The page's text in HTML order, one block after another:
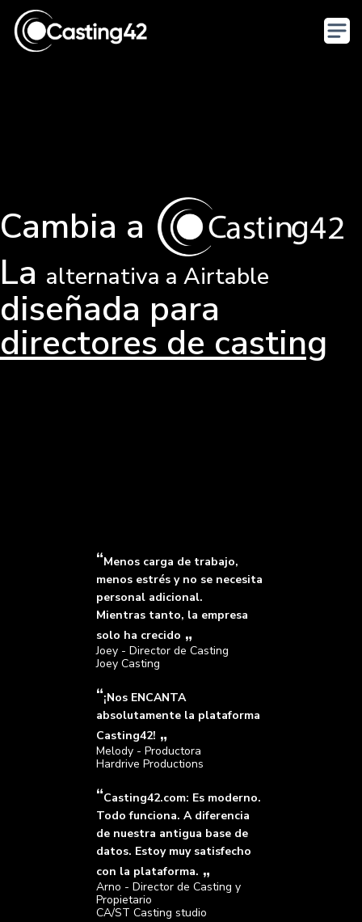
Cambia a
La alternativa a Airtable
diseñada para
directores de casting
Menos carga de trabajo,
menos estrés y no se necesita
personal adicional.
Mientras tanto, la empresa
solo ha crecido
Joey - Director de Casting
Joey Casting
¡Nos ENCANTA
absolutamente la plataforma
Casting42!
Melody - Productora
Hardrive Productions
Casting42.com: Es moderno.
Todo funciona. A diferencia
de nuestra antigua base de
datos. Estoy muy satisfecho
con la plataforma.
Arno - Director de Casting y
Propietario
CA/ST Casting studio